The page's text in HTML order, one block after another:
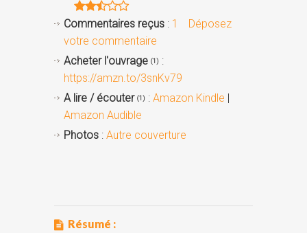
Commentaires reçus : 1
Déposez
votre commentaire
Acheter l'ouvrage (1) :
https://amzn.to/3snKv79
A lire / écouter (1) : Amazon Kindle
Amazon Audible
Photos : Autre couverture
Résumé :